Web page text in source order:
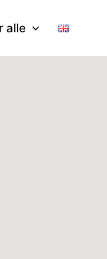
alle